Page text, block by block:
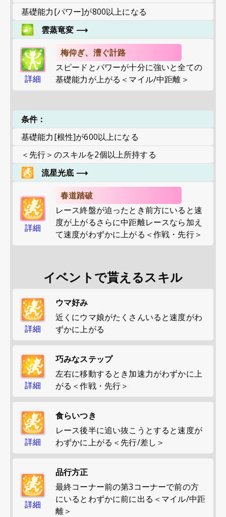
基礎能力[パワー]が800以上になる
雲蒸竜変 ⟶
詳細
梅仰ぎ、漕ぐ計路
スピードとパワーが十分に強いと全ての
基礎能力が上がる＜マイル/中距離＞
条件：
基礎能力[根性]が600以上になる
＜先行＞のスキルを2個以上所持する
流星光底 ⟶
詳細
春道踏破
レース終盤が迫ったとき前方にいると速
度が上がるさらに中距離レースなら加え
て速度がわずかに上がる＜作戦・先行＞
イベントで貰えるスキル
詳細
ウマ好み
近くにウマ娘がたくさんいると速度がわ
ずかに上がる
詳細
巧みなステップ
左右に移動するとき加速力がわずかに上
がる＜作戦・先行＞
詳細
食らいつき
レース後半に追い抜こうとすると速度が
わずかに上がる＜先行/差し＞
詳細
品行方正
最終コーナー前の第3コーナーで前の方
にいるとわずかに前に出る＜マイル/中距
離＞